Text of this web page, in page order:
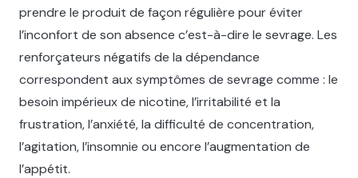
prendre le produit de façon régulière pour éviter
l’inconfort de son absence c’est-à-dire le sevrage. Les
renforçateurs négatifs de la dépendance
correspondent aux symptômes de sevrage comme : le
besoin impérieux de nicotine, l’irritabilité et la
frustration, l’anxiété, la difficulté de concentration,
l’agitation, l’insomnie ou encore l’augmentation de
l’appétit.